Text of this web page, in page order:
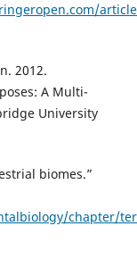
2012.
A Multi-
University
biomes.”
chapter/